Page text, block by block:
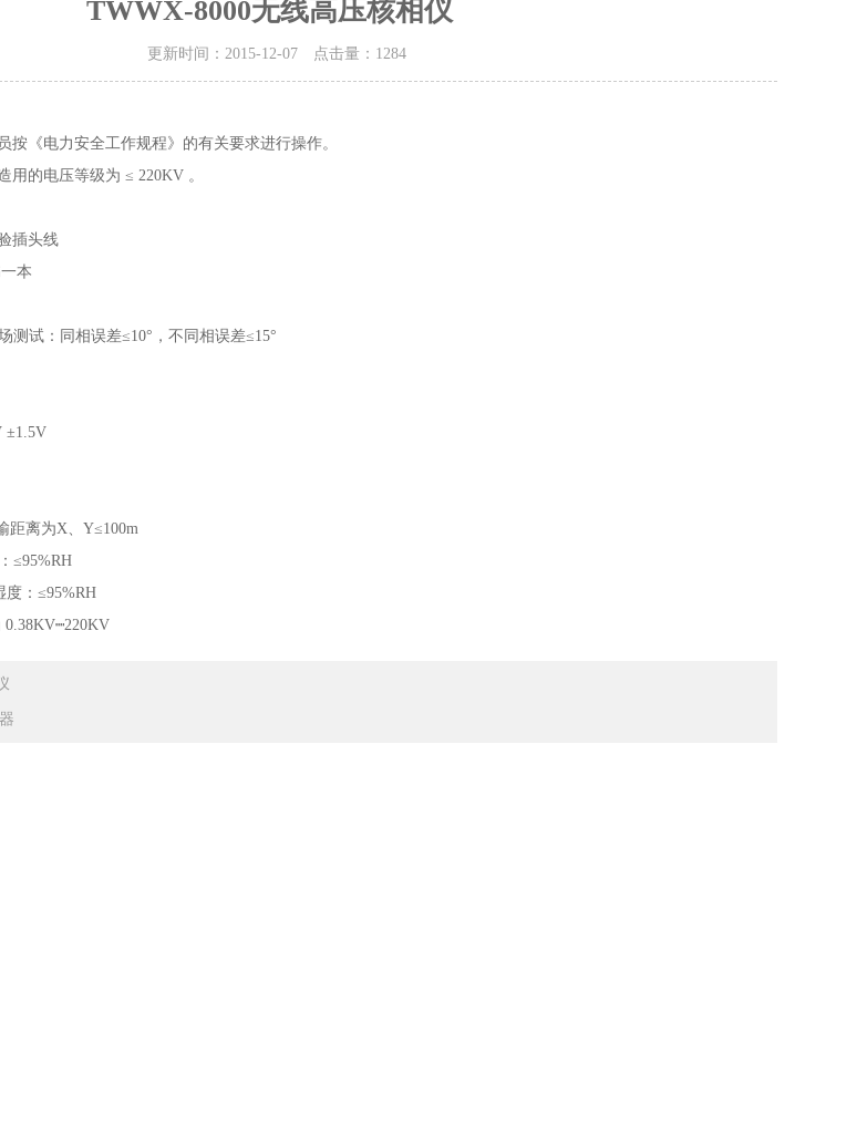
TWWX-8000无线高压核相仪
更新时间：2015-12-07 点击量： 1284
按《电力安全工作规程》的有关要求进行操作。
的电压等级为 ≤ 220KV 。
头线
本
试：同相误差≤10°，不同相误差≤15°
距离为X、Y≤100m
≤95%RH
：≤95%RH